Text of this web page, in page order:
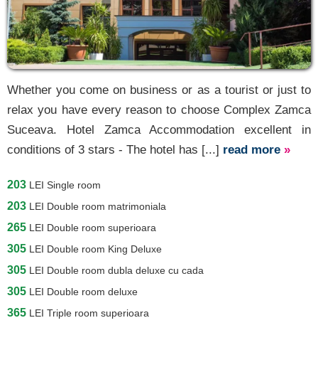
Whether you come on business or as a tourist or just to
relax you have every reason to choose Complex Zamca
Suceava. Hotel Zamca Accommodation excellent in
conditions of 3 stars - The hotel has [...] read more »
203 LEI Single room
203 LEI Double room matrimoniala
265 LEI Double room superioara
305 LEI Double room King Deluxe
305 LEI Double room dubla deluxe cu cada
305 LEI Double room deluxe
365 LEI Triple room superioara
[1 offers at 54.3 km]
Putna
[4 offers at 54.4 km]
Sadova
[5 offers at 60.1 km]
Fundu Moldovei
[7 offers at 64.9 km]
Breaza Suceava
[1 offers at 70 km]